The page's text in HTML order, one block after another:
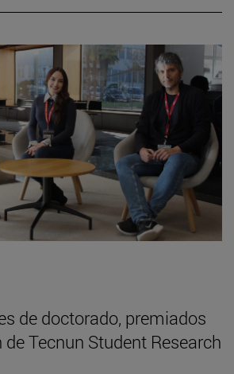
de doctorado, premiados
Tecnun Student Research